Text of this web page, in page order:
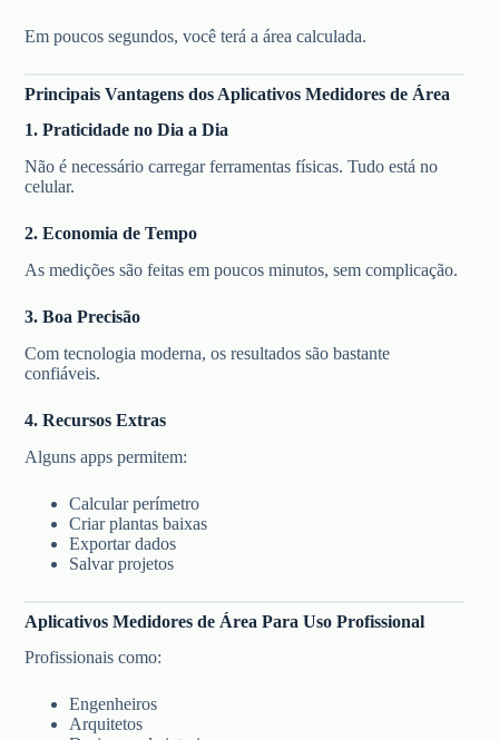
Em poucos segundos, você terá a área calculada.
Principais Vantagens dos Aplicativos Medidores de Área
1. Praticidade no Dia a Dia
Não é necessário carregar ferramentas físicas. Tudo está no
celular.
2. Economia de Tempo
As medições são feitas em poucos minutos, sem complicação.
3. Boa Precisão
Com tecnologia moderna, os resultados são bastante
confiáveis.
4. Recursos Extras
Alguns apps permitem:
Calcular perímetro
Criar plantas baixas
Exportar dados
Salvar projetos
Aplicativos Medidores de Área Para Uso Profissional
Profissionais como:
Engenheiros
Arquitetos